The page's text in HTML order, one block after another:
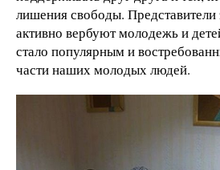
лишения свободы. Представители
активно вербуют молодежь и
стало популярным и
части наших молодых людей.